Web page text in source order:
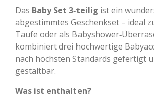
Das Baby Set 3‑teilig ist ein
abgestimmtes Geschenkset – ideal
Taufe oder als
kombiniert drei hochwertige
nach höchsten Standards gefertigt
gestaltbar.
Was ist enthalten?